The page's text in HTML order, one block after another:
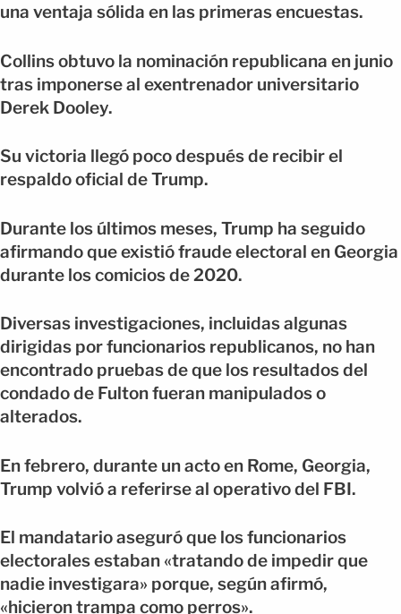
una ventaja sólida en las primeras encuestas.
Collins obtuvo la nominación republicana en junio
tras imponerse al exentrenador universitario
Derek Dooley.
Su victoria llegó poco después de recibir el
respaldo oficial de Trump.
Durante los últimos meses, Trump ha seguido
afirmando que existió fraude electoral en Georgia
durante los comicios de 2020.
Diversas investigaciones, incluidas algunas
dirigidas por funcionarios republicanos, no han
encontrado pruebas de que los resultados del
condado de Fulton fueran manipulados o
alterados.
En febrero, durante un acto en Rome, Georgia,
Trump volvió a referirse al operativo del FBI.
El mandatario aseguró que los funcionarios
electorales estaban «tratando de impedir que
nadie investigara» porque, según afirmó,
«hicieron trampa como perros».